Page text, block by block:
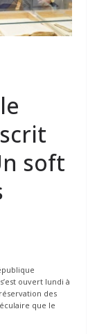
soft
ouvert lundi à
des
que le